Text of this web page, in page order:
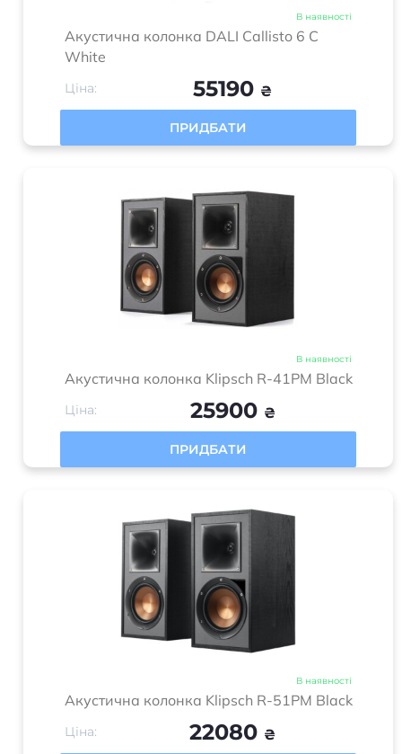
В наявності
Акустична колонка DALI Callisto 6 C
White
Ціна: 55190 ₴
ПРИДБАТИ
В наявності
Акустична колонка Klipsch R-41PM Black
Ціна: 25900 ₴
ПРИДБАТИ
В наявності
Акустична колонка Klipsch R-51PM Black
Ціна: 22080 ₴